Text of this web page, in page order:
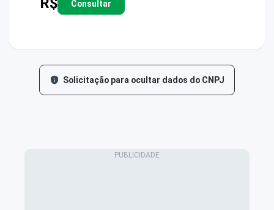
Consultar
Solicitação para ocultar dados do CNPJ